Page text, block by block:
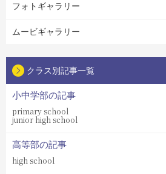
フォトギャラリー
ムービギャラリー
クラス別記事一覧
小中学部の記事
primary school
junior high school
高等部の記事
high school